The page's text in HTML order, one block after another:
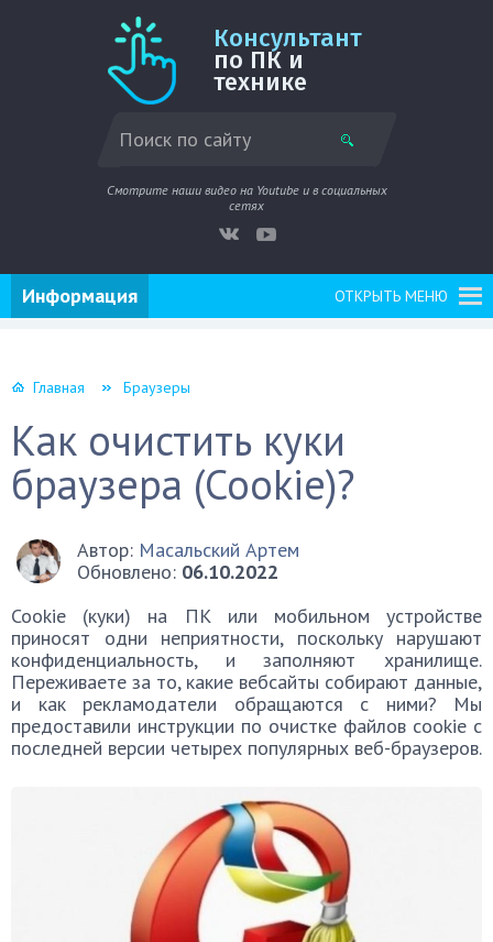
Консультант
по ПК и
технике
Смотрите наши видео на Youtube и в социальных
сетях
ОТКРЫТЬ МЕНЮ
Информация
Главная Браузеры
Как очистить куки
браузера (Cookie)?
Автор: Масальский Артем
Обновлено: 06.10.2022
Cookie (куки) на ПК или мобильном устройстве
приносят одни неприятности, поскольку нарушают
конфиденциальность, и заполняют хранилище.
Переживаете за то, какие вебсайты собирают данные,
и как рекламодатели обращаются с ними? Мы
предоставили инструкции по очистке файлов cookie с
последней версии четырех популярных веб-браузеров.